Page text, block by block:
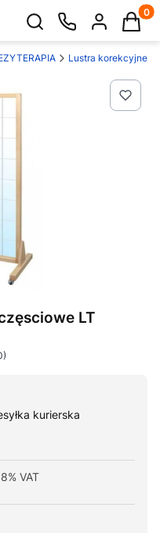
Otwórz wyszukiwarkę
Lustra korekcyjne
LT
kurierska
8% VAT